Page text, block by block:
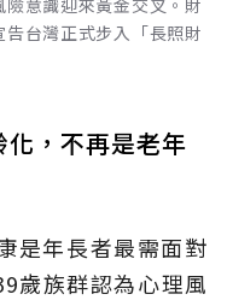
台灣正式步入「長照財
，不再是老年
是年長者最需面對
歲族群認為心理風